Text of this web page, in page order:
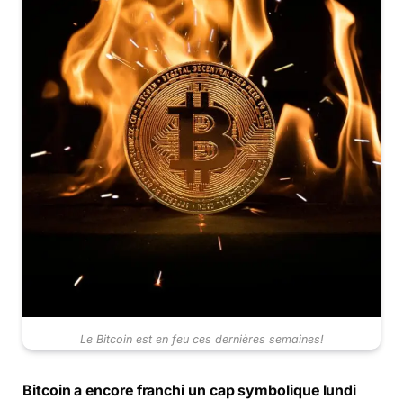
Le Bitcoin est en feu ces dernières semaines!
Bitcoin a encore franchi un cap symbolique lundi